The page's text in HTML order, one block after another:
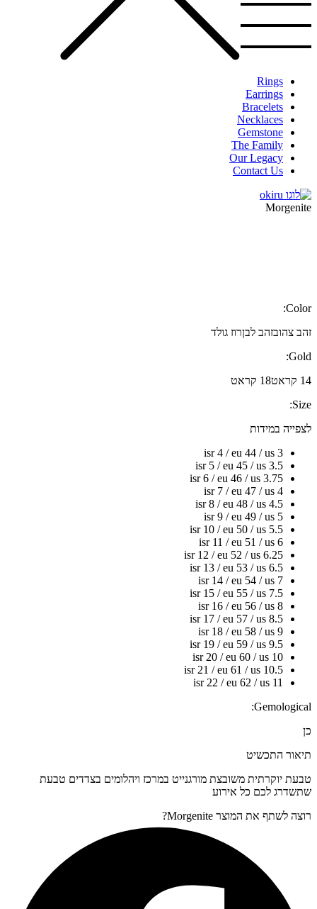
Rings
Earrings
Bracelets
Necklaces
Gemstone
The Family
Our Legacy
Contact Us
Morgenite
Color:
זהב צהובזהב לבןרוז גולד
Gold:
14 קראט
18 קראט
Size:
לצפייה במידות
isr 4 / eu 44 / us 3
isr 5 / eu 45 / us 3.5
isr 6 / eu 46 / us 3.75
isr 7 / eu 47 / us 4
isr 8 / eu 48 / us 4.5
isr 9 / eu 49 / us 5
isr 10 / eu 50 / us 5.5
isr 11 / eu 51 / us 6
isr 12 / eu 52 / us 6.25
isr 13 / eu 53 / us 6.5
isr 14 / eu 54 / us 7
isr 15 / eu 55 / us 7.5
isr 16 / eu 56 / us 8
isr 17 / eu 57 / us 8.5
isr 18 / eu 58 / us 9
isr 19 / eu 59 / us 9.5
isr 20 / eu 60 / us 10
isr 21 / eu 61 / us 10.5
isr 22 / eu 62 / us 11
Gemological:
כן
תיאור התכשיט
טבעת יוקרתית משובצת מורגנייט במרכז ויהלומים בצדדים טבעת
שתשדרג לכם כל אירוע
רוצה לשתף את המוצר Morgenite?